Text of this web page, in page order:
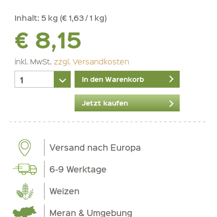
Inhalt: 5 kg (€ 1,63 / 1 kg)
€ 8,15
inkl. MwSt. zzgl. Versandkosten
In den Warenkorb
Jetzt kaufen
Versand nach Europa
6-9 Werktage
Weizen
Meran & Umgebung